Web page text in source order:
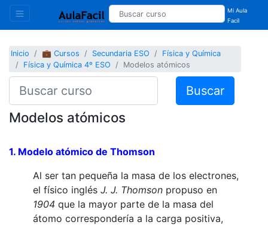
Mi Aula
Facil
Inicio 💼 Cursos Secundaria ESO
Física y Química
Física y Química 4º ESO
Modelos atómicos
Buscar
Modelos atómicos
1. Modelo atómico de Thomson
Al ser tan pequeña la masa de los electrones,
el físico inglés J. J. Thomson propuso en
1904 que la mayor parte de la masa del
átomo correspondería a la carga positiva,